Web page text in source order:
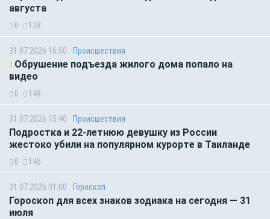
августа
0 128
31.07.2026 16:50 Происшествия
Обрушение подъезда жилого дома попало на
видео
0 148
31.07.2026 15:40 Происшествия
Подростка и 22-летнюю девушку из России
жестоко убили на популярном курорте в Таиланде
0 146
31.07.2026 01:00 Гороскоп
Гороскоп для всех знаков зодиака на сегодня — 31
июля